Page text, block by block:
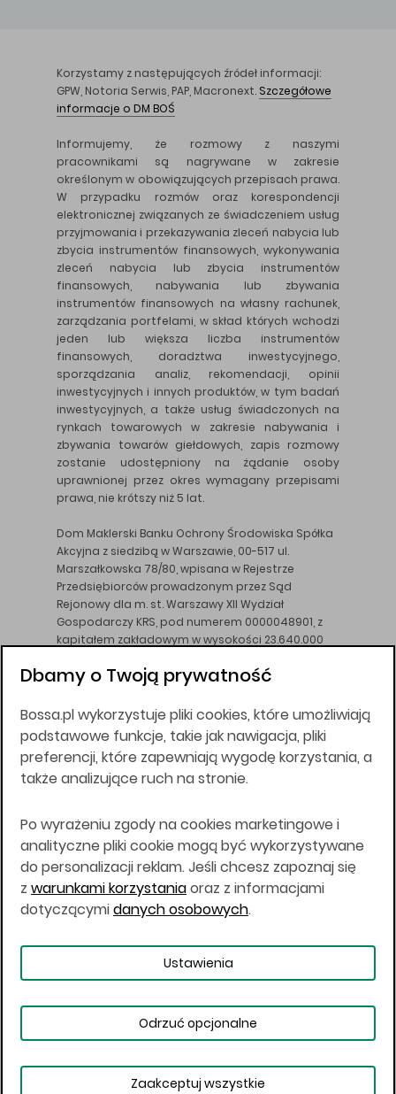
Korzystamy z następujących źródeł informacji:
GPW, Notoria Serwis, PAP, Macronext. Szczegółowe
informacje o DM BOŚ
Informujemy, że rozmowy z naszymi
pracownikami są nagrywane w zakresie
określonym w obowiązujących przepisach prawa.
W przypadku rozmów oraz korespondencji
elektronicznej związanych ze świadczeniem usług
przyjmowania i przekazywania zleceń nabycia lub
zbycia instrumentów finansowych, wykonywania
zleceń nabycia lub zbycia instrumentów
finansowych, nabywania lub zbywania
instrumentów finansowych na własny rachunek,
zarządzania portfelami, w skład których wchodzi
jeden lub większa liczba instrumentów
finansowych, doradztwa inwestycyjnego,
sporządzania analiz, rekomendacji, opinii
inwestycyjnych i innych produktów, w tym badań
inwestycyjnych, a także usług świadczonych na
rynkach towarowych w zakresie nabywania i
zbywania towarów giełdowych, zapis rozmowy
zostanie udostępniony na żądanie osoby
uprawnionej przez okres wymagany przepisami
prawa, nie krótszy niż 5 lat.
Dom Maklerski Banku Ochrony Środowiska Spółka
Akcyjna z siedzibą w Warszawie, 00-517 ul.
Marszałkowska 78/80, wpisana w Rejestrze
Przedsiębiorców prowadzonym przez Sąd
Rejonowy dla m. st. Warszawy XII Wydział
Gospodarczy KRS, pod numerem 0000048901, z
kapitałem zakładowym w wysokości 23.640.000
DM BOŚ działa na podstawie zezwolenia KNF z dnia
Wszelkie informacje na niniejszej stronie w tym
informacje o produktach inwestycyjnych nie są
kierowane do osób mających miejsce
zamieszkania lub pobytu w Stanach
Japonii, ani w dowolnej innej jurysdykcji, w której
taki materiał byłby sprzeczny z prawem lub w
których zgodne z prawem nabycie produktów
inwestycyjnych nie jest możliwe lub w której nie
jest możliwe złożenie oferty. Prawa obowiązujące
w danej jurysdykcji określają, czy jest możliwe
nabycie poszczególnych produktów
Copyright © 2026 BOŚ | BOSSA.PL
Warunki korzystania
Dane osobowe
Dbamy o Twoją prywatność
Bossa.pl wykorzystuje pliki cookies, które umożliwiają
podstawowe funkcje, takie jak nawigacja, pliki
preferencji, które zapewniają wygodę korzystania, a
także analizujące ruch na stronie.
Po wyrażeniu zgody na cookies marketingowe i
analityczne pliki cookie mogą być wykorzystywane
do personalizacji reklam. Jeśli chcesz zapoznaj się
z warunkami korzystaniaoraz z informacjami
dotyczącymidanych osobowych.
Ustawienia
Odrzuć opcjonalne
Zaakceptuj wszystkie